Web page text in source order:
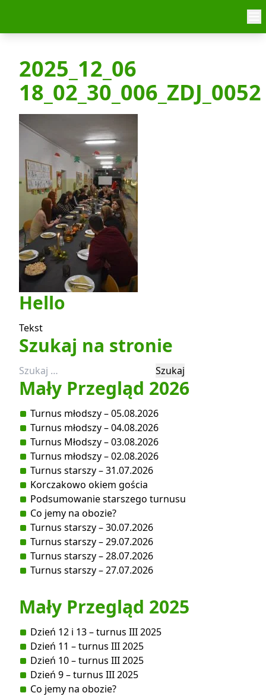
2025_12_06
18_02_30_006_ZDJ_0052
Hello
Tekst
Szukaj na stronie
Szukaj:
Mały Przegląd 2026
Turnus młodszy – 05.08.2026
Turnus młodszy – 04.08.2026
Turnus Młodszy – 03.08.2026
Turnus młodszy – 02.08.2026
Turnus starszy – 31.07.2026
Korczakowo okiem gościa
Podsumowanie starszego turnusu
Co jemy na obozie?
Turnus starszy – 30.07.2026
Turnus starszy – 29.07.2026
Turnus starszy – 28.07.2026
Turnus starszy – 27.07.2026
Mały Przegląd 2025
Dzień 12 i 13 – turnus III 2025
Dzień 11 – turnus III 2025
Dzień 10 – turnus III 2025
Dzień 9 – turnus III 2025
Co jemy na obozie?